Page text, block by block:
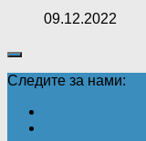
09.12.2022
Следите за нами: